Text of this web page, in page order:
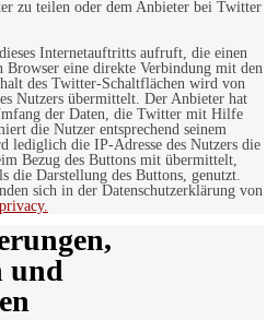
zu teilen oder dem Anbieter bei Twitter
Internetauftritts aufruft, die einen
Browser eine direkte Verbindung mit den
des Twitter-Schaltflächen wird von
Nutzers übermittelt. Der Anbieter hat
der Daten, die Twitter mit Hilfe
die Nutzer entsprechend seinem
lediglich die IP-Adresse des Nutzers die
Bezug des Buttons mit übermittelt,
die Darstellung des Buttons, genutzt.
sich in der Datenschutzerklärung von
und